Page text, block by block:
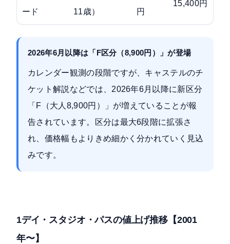
ード 11歳） 円
15,400円
2026年6月以降は「F区分（8,900円）」が登場
カレンダー観測の段階ですが、 キャステルのチ
ケット解説などでは、2026年6月以降に新区分
「F（大人8,900円）」が増えていることが報
告されています。区分は最大6段階に拡張さ
れ、価格幅もよりきめ細かく分かれていく見込
みです。
1デイ・スタジオ・パスの値上げ推移【2001
年〜】